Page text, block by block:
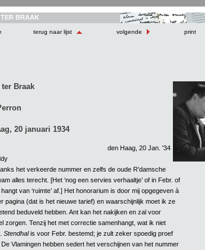
BRAAK
terug naar lijst volgende print
ter Braak
20 januari 1934
den Haag, 20 Jan. '34
het verkeerde nummer en zelfs de oude R'damsche
alles terecht. [Het ‘nog een servies verhaaltje’ of in Febr. of
van ‘ruimte’ af.] Het honorarium is door mij opgegeven à
pagina (dat is het nieuwe tarief) en waarschijnlijk moet ik ze
beduveld hebben. Ant kan het nakijken en zal voor
zorgen. Tenzij het met correctie samenhangt, wat ik niet
Stendhalis voor Febr. bestemd; je zult zeker spoedig proef
Vlamingen hebben sedert het verschijnen van het nummer